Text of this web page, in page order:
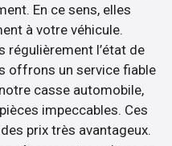
En ce sens, elles
à votre véhicule.
régulièrement l’état de
offrons un service fiable
casse automobile,
impeccables. Ces
prix très avantageux.